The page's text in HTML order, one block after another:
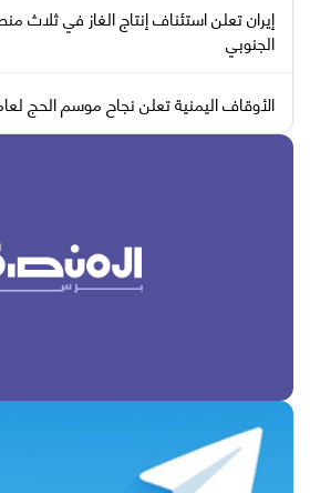
إيران تعلن استئناف إنتاج الغاز في ثلاث
الجنوبي
الأوقاف اليمنية تعلن نجاح موسم الحج لعام